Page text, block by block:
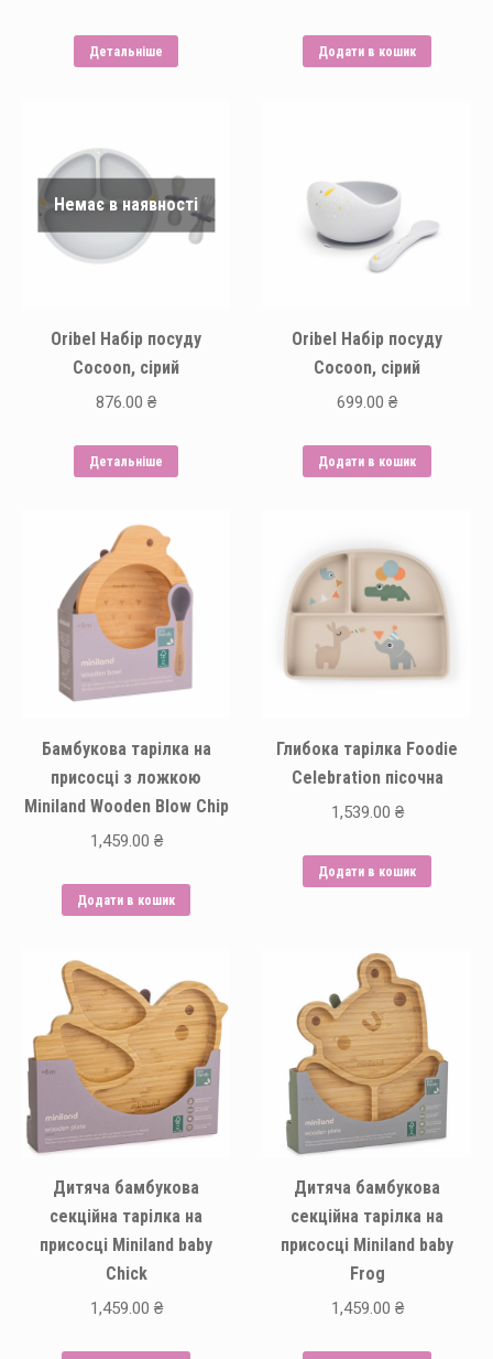
Детальніше Додати в кошик
Немає в наявності
Oribel Набір посуду
Cocoon, сірий
876.00 ₴
Детальніше
Oribel Набір посуду
Cocoon, сірий
699.00 ₴
Додати в кошик
Бамбукова тарілка на
присосці з ложкою
Miniland Wooden Blow Chip
1,459.00 ₴
Додати в кошик
Глибока тарілка Foodie
Celebration пісочна
1,539.00 ₴
Додати в кошик
Дитяча бамбукова
секційна тарілка на
присосці Miniland baby
Chick
1,459.00 ₴
Дитяча бамбукова
секційна тарілка на
присосці Miniland baby
Frog
1,459.00 ₴